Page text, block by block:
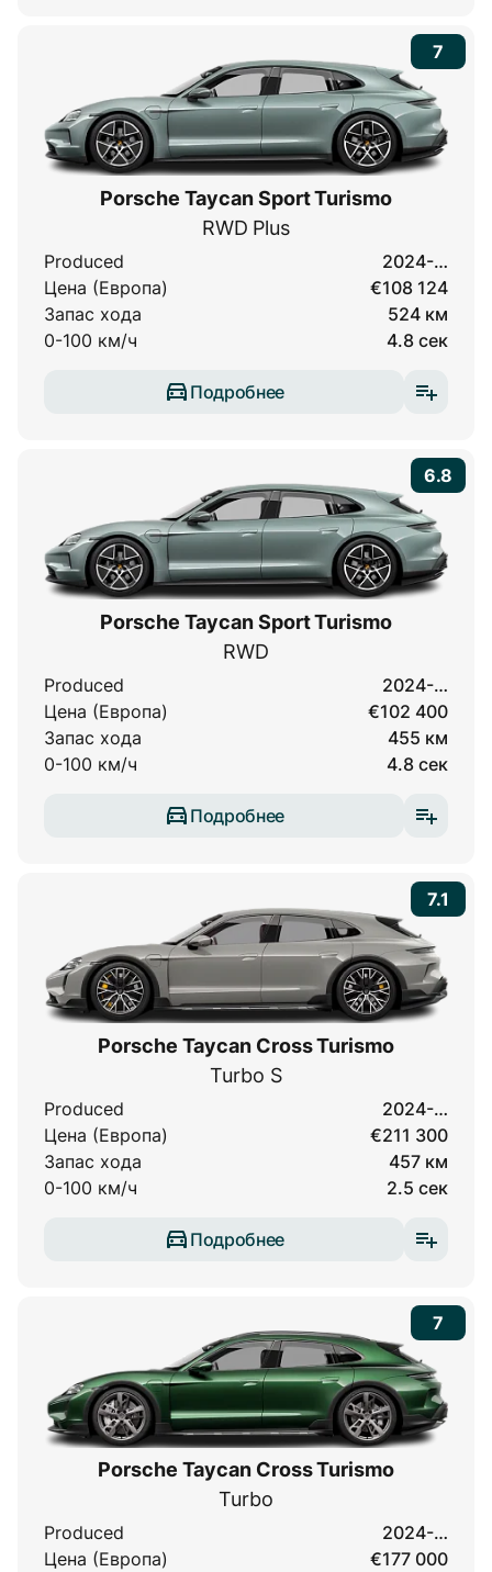
7
Porsche Taycan Sport Turismo
RWD Plus
Produced
2024-…
Цена (Европа)
€108 124
Запас хода
524 км
0-100 км/ч
4.8 сек
Подробнее
6.8
Porsche Taycan Sport Turismo
RWD
Produced
2024-…
Цена (Европа)
€102 400
Запас хода
455 км
0-100 км/ч
4.8 сек
Подробнее
7.1
Porsche Taycan Cross Turismo
Turbo S
Produced
2024-…
Цена (Европа)
€211 300
Запас хода
457 км
0-100 км/ч
2.5 сек
Подробнее
7
Porsche Taycan Cross Turismo
Turbo
Produced
2024-…
Цена (Европа)
€177 000